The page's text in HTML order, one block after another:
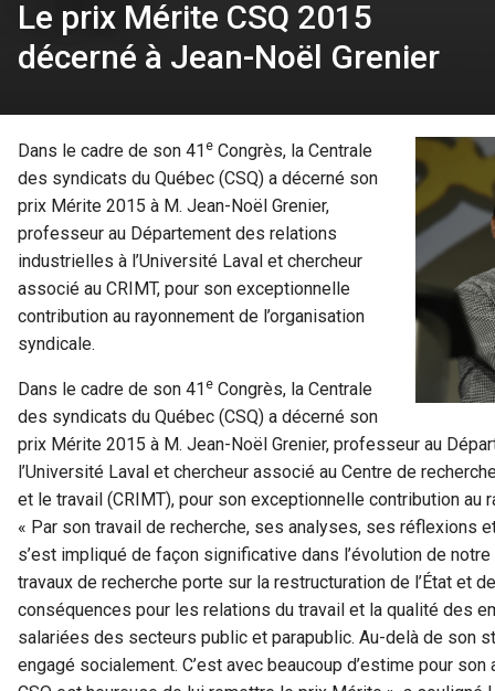
Le prix Mérite CSQ 2015
décerné à Jean-Noël Grenier
Dans le cadre de son 41 e Congrès, la Centrale
des syndicats du Québec (CSQ) a décerné son
prix Mérite 2015 à M. Jean-Noël Grenier,
professeur au Département des relations
industrielles à l’Université Laval et chercheur
associé au CRIMT, pour son exceptionnelle
contribution au rayonnement de l’organisation
syndicale.
Dans le cadre de son 41 e Congrès, la Centrale
des syndicats du Québec (CSQ) a décerné son
prix Mérite 2015 à M. Jean-Noël Grenier, professeur au
l’Université Laval et chercheur associé au Centre de
et le travail (CRIMT), pour son exceptionnelle contribution au
« Par son travail de recherche, ses analyses, ses réflexions
s’est impliqué de façon significative dans l’évolution de
travaux de recherche porte sur la restructuration de l’État et
conséquences pour les relations du travail et la qualité des
salariées des secteurs public et parapublic. Au-delà de son
engagé socialement. C’est avec beaucoup d’estime pour